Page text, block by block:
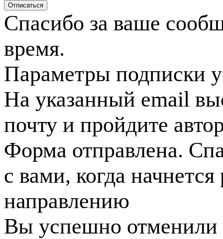
Спасибо за ваше
время.
Параметры подписки
На указанный email
почту и пройдите
Форма отправлена.
с вами, когда
направлению
Вы успешно отменили